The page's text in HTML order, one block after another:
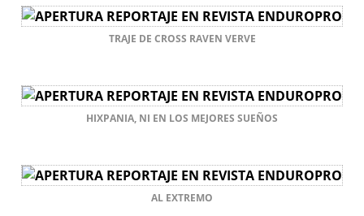
TRAJE DE CROSS RAVEN VERVE
HIXPANIA, NI EN LOS MEJORES SUEÑOS
AL EXTREMO